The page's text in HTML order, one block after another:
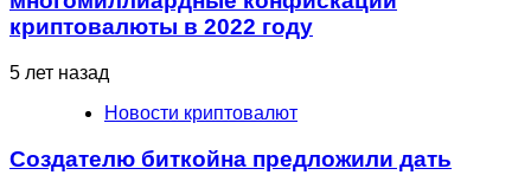
криптовалюты в 2022 году
5 лет назад
Новости криптовалют
Создателю биткойна предложили дать